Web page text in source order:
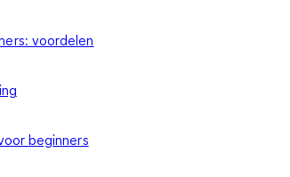
voordelen
beginners